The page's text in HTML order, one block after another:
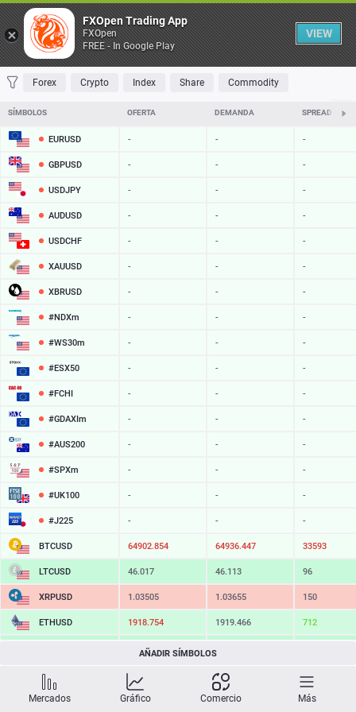
Table
FAVORITES MOST TRADED TOP RISERS TOP FALLERS MOST
Forex Crypto Index Share Commodity
SÍMBOLOS OFERTA DEMANDA SPREAD
EURUSD - - -
GBPUSD - - -
USDJPY - - -
AUDUSD - - -
USDCHF - - -
XAUUSD - - -
XBRUSD - - -
#NDXm - - -
#WS30m - - -
#ESX50 - - -
#FCHI - - -
#GDAXIm - - -
#AUS200 - - -
#SPXm - - -
#UK100 - - -
#J225 - - -
BTCUSD 64902.854 64936.447 33593
LTCUSD 46.017 46.113 96
XRPUSD 1.03505 1.03655 150
ETHUSD 1918.754 1919.466 712
216.329 216.651
SOLUSD 76.41
TSLA - - -
AÑADIR SÍMBOLOS
Mercados Gráfico Comercio Más
FXOpen Trading App
FXOpen
FREE - In Google Play
VIEW